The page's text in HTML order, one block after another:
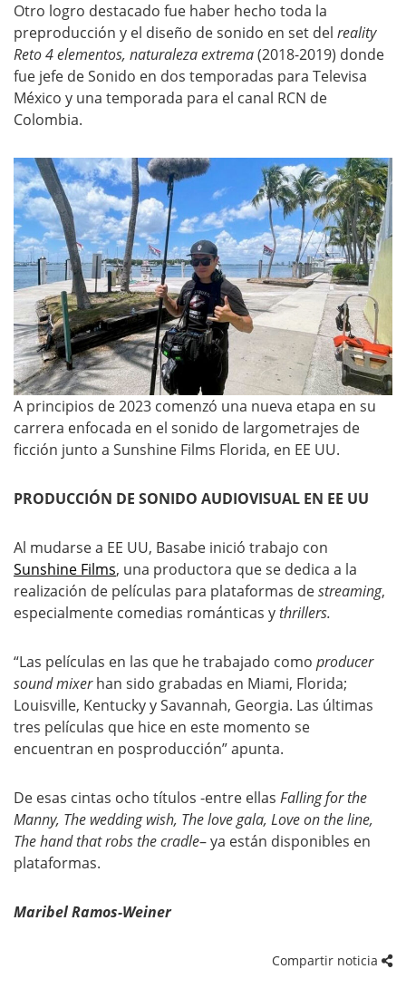
Otro logro destacado fue haber hecho toda la
preproducción y el diseño de sonido en set del reality
Reto 4 elementos, naturaleza extrema(2018-2019) donde
fue jefe de Sonido en dos temporadas para Televisa
México y una temporada para el canal RCN de
Colombia.
A principios de 2023 comenzó una nueva etapa en su
carrera enfocada en el sonido de largometrajes de
ficción junto a Sunshine Films Florida, en EE UU.
PRODUCCIÓN DE SONIDO AUDIOVISUAL EN EE UU
Al mudarse a EE UU, Basabe inició trabajo con
Sunshine Films, una productora que se dedica a la
realización de películas para plataformas destreaming,
especialmente comedias románticas ythrillers.
“Las películas en las que he trabajado como producer
sound mixerhan sido grabadas en Miami, Florida;
Louisville, Kentucky y Savannah, Georgia. Las últimas
tres películas que hice en este momento se
encuentran en posproducción” apunta.
De esas cintas ocho títulos -entre ellas Falling for the
Manny, The wedding wish, The love gala, Love on the line,
The hand that robs the cradle– ya están disponibles en
plataformas.
Maribel Ramos-Weiner
Compartir noticia